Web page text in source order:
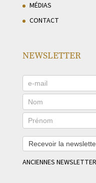
MÉDIAS
CONTACT
NEWSLETTER
Recevoir la
ANCIENNES